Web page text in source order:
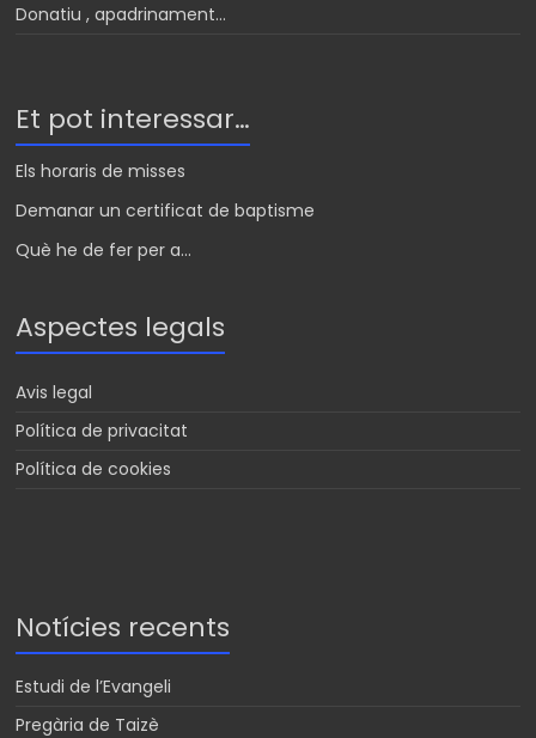
Donatiu , apadrinament…
Et pot interessar…
Els horaris de misses
Demanar un certificat de baptisme
Què he de fer per a...
Aspectes legals
Avis legal
Política de privacitat
Política de cookies
Notícies recents
Estudi de l’Evangeli
Pregària de Taizè